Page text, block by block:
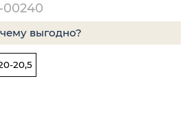
00240
выгодно?
20,5